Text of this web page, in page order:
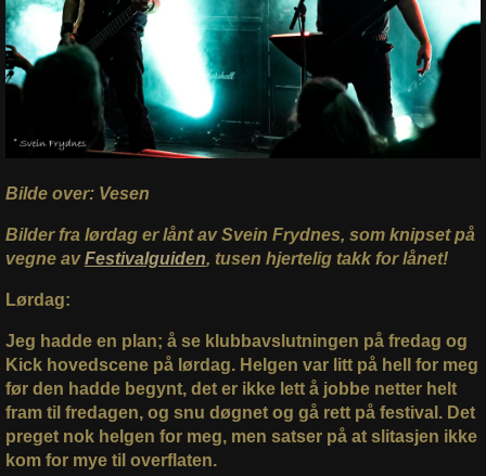
Bilde over: Vesen
Bilder fra lørdag er lånt av Svein Frydnes, som knipset på
vegne avFestivalguiden, tusen hjertelig takk for lånet!
Lørdag:
Jeg hadde en plan; å se klubbavslutningen på fredag og
Kick hovedscene på lørdag. Helgen var litt på hell for meg
før den hadde begynt, det er ikke lett å jobbe netter helt
fram til fredagen, og snu døgnet og gå rett på festival. Det
preget nok helgen for meg, men satser på at slitasjen ikke
kom for mye til overflaten.